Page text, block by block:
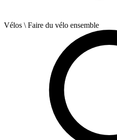
Vélos \ Faire du vélo ensemble